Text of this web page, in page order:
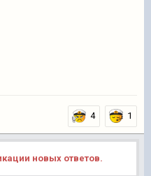
4 1
новых ответов.